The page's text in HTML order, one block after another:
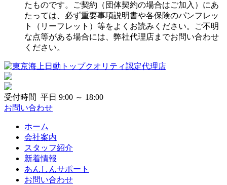
たものです。ご契約（団体契約の場合はご加入）にあ
たっては、必ず重要事項説明書や各保険のパンフレッ
ト（リーフレット）等をよくお読みください。ご不明
な点等がある場合には、弊社代理店までお問い合わせ
ください。
受付時間 平日 9:00 ～ 18:00
お問い合わせ
ホーム
会社案内
スタッフ紹介
新着情報
あんしんサポート
お問い合わせ